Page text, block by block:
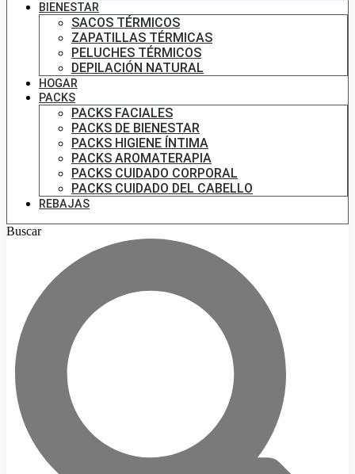
BIENESTAR
SACOS TÉRMICOS
ZAPATILLAS TÉRMICAS
PELUCHES TÉRMICOS
DEPILACIÓN NATURAL
HOGAR
PACKS
PACKS FACIALES
PACKS DE BIENESTAR
PACKS HIGIENE ÍNTIMA
PACKS AROMATERAPIA
PACKS CUIDADO CORPORAL
PACKS CUIDADO DEL CABELLO
REBAJAS
Buscar